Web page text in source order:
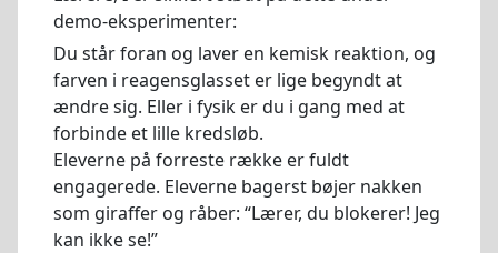
demo-eksperimenter:
Du står foran og laver en kemisk reaktion, og
farven i reagensglasset er lige begyndt at
ændre sig. Eller i fysik er du i gang med at
forbinde et lille kredsløb.
Eleverne på forreste række er fuldt
engagerede. Eleverne bagerst bøjer nakken
som giraffer og råber: “Lærer, du blokerer! Jeg
kan ikke se!”